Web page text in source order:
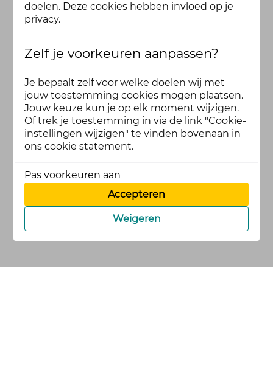
doelen. Deze cookies hebben invloed op je
privacy.
Zelf je voorkeuren aanpassen?
Je bepaalt zelf voor welke doelen wij met
jouw toestemming cookies mogen plaatsen.
Jouw keuze kun je op elk moment wijzigen.
Of trek je toestemming in via de link "Cookie-
instellingen wijzigen" te vinden bovenaan in
ons cookie statement.
Pas voorkeuren aan
Accepteren
Weigeren